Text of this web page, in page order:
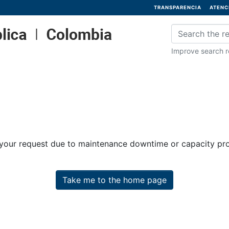
TRANSPARENCIA
Improve search
request due to maintenance downtime or capacity
Take me to the home page